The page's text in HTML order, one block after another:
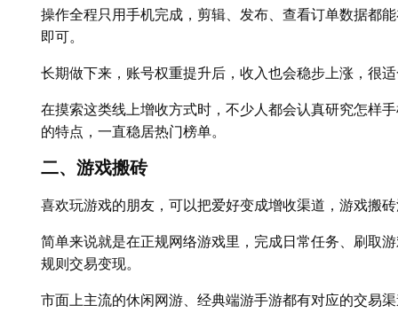
操作全程只用手机完成，剪辑、发布、查看订单数据都
即可。
长期做下来，账号权重提升后，收入也会稳步上涨，很
在摸索这类线上增收方式时，不少人都会认真研究怎样
的特点，一直稳居热门榜单。
二、游戏搬砖
喜欢玩游戏的朋友，可以把爱好变成增收渠道，游戏搬
简单来说就是在正规网络游戏里，完成日常任务、刷取
规则交易变现。
市面上主流的休闲网游、经典端游手游都有对应的交易